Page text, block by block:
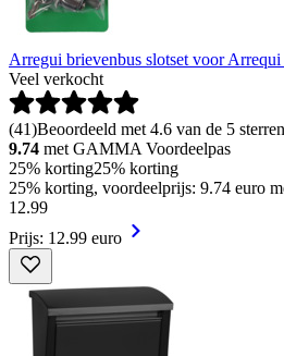
Arregui brievenbus slotset voor
Veel verkocht
(41)Beoordeeld met 4.6 van de 5
9.74 met GAMMA Voordeelpas
25% korting25% korting
25% korting, voordeelprijs: 9.74 euro
12.99
Prijs: 12.99 euro